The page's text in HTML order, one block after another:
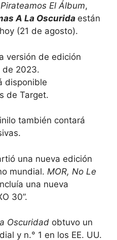
El Álbum,
A La Oscurida están
(21 de agosto).
versión de edición
de 2023.
disponible
de Target.
también contará
una nueva edición
mundial. MOR, No Le
una nueva
30”.
Oscuridad obtuvo un
y n.° 1 en los EE. UU.